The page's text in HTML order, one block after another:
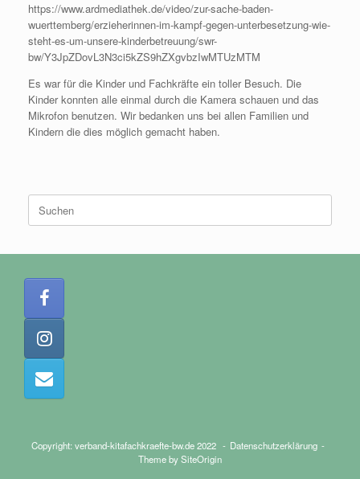
https://www.ardmediathek.de/video/zur-sache-baden-
wuerttemberg/erzieherinnen-im-kampf-gegen-unterbesetzung-wie-
steht-es-um-unsere-kinderbetreuung/swr-
bw/Y3JpZDovL3N3ci5kZS9hZXgvbzIwMTUzMTM
Es war für die Kinder und Fachkräfte ein toller Besuch. Die
Kinder konnten alle einmal durch die Kamera schauen und das
Mikrofon benutzen. Wir bedanken uns bei allen Familien und
Kindern die dies möglich gemacht haben.
nach:
Copyright: verband-kitafachkraefte-bw.de 2022
Datenschutzerklärung
Theme bySiteOrigin